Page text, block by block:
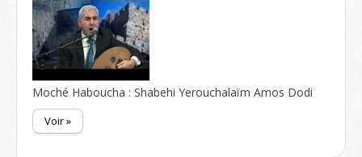
Moché Haboucha : Shabehi Yerouchalaïm Amos Dodi
Voir »